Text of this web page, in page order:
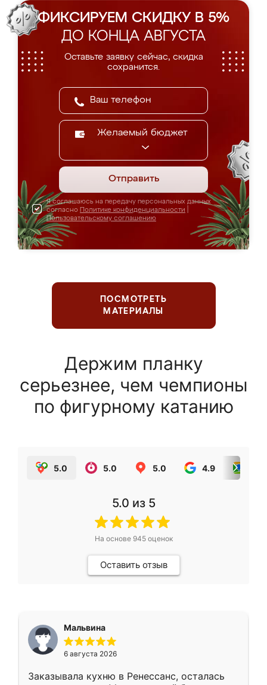
ФИКСИРУЕМ СКИДКУ В 5%
ДО КОНЦА АВГУСТА
Оставьте заявку сейчас, скидка
сохранится.
Желаемый бюджет
Отправить
Я соглашаюсь на передачу персональных данных
согласно Политике конфиденциальности
Пользовательскому соглашению
ПОСМОТРЕТЬ
МАТЕРИАЛЫ
Держим планку
серьезнее, чем чемпионы
по фигурному катанию
5.0 5.0 5.0 4.9
5.0 из 5
На основе 945оценок
Оставить отзыв
Мальвина
6 августа 2026
Заказывала кухню в Ренессанс, осталась